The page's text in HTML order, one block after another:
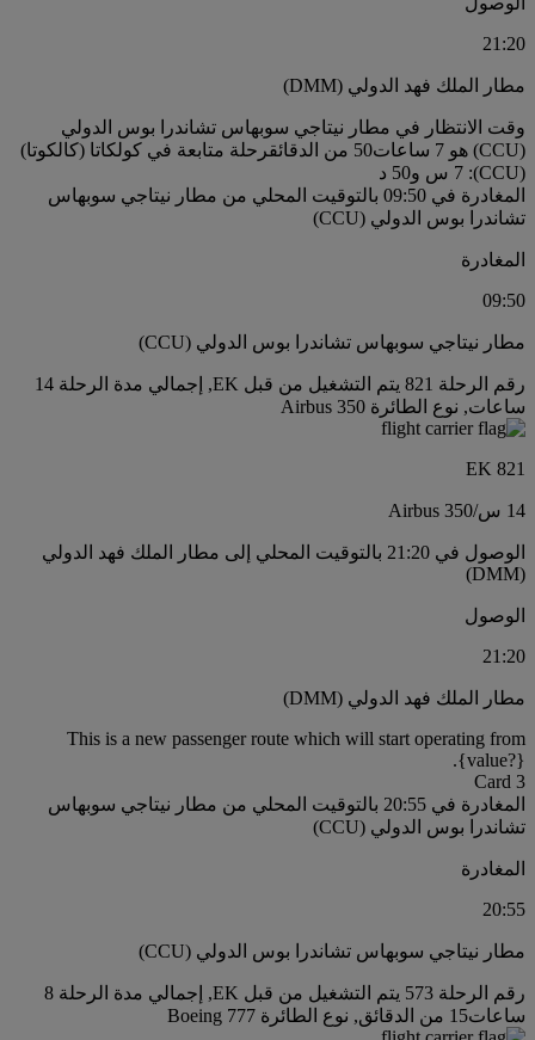
21:20
مطار الملك فهد الدولي (DMM)
وقت الانتظار في مطار نيتاجي سوبهاس تشاندرا بوس الدولي
(CCU) هو 7 ساعات50 من الدقائق
رحلة متابعة في كولكاتا (كالكوتا)
(CCU): 7 س و50 د
المغادرة في 09:50 بالتوقيت المحلي من مطار نيتاجي سوبهاس
تشاندرا بوس الدولي (CCU)
المغادرة
09:50
مطار نيتاجي سوبهاس تشاندرا بوس الدولي (CCU)
رقم الرحلة 821 يتم التشغيل من قبل EK, إجمالي مدة الرحلة 14
ساعات, نوع الطائرة Airbus 350
EK 821
14 س /
Airbus 350
الوصول في 21:20 بالتوقيت المحلي إلى مطار الملك فهد الدولي
(DMM)
الوصول
21:20
مطار الملك فهد الدولي (DMM)
This is a new passenger route which will start operating from
{value?}.
Card 3
المغادرة في 20:55 بالتوقيت المحلي من مطار نيتاجي سوبهاس
تشاندرا بوس الدولي (CCU)
المغادرة
20:55
مطار نيتاجي سوبهاس تشاندرا بوس الدولي (CCU)
رقم الرحلة 573 يتم التشغيل من قبل EK, إجمالي مدة الرحلة 8
ساعات15 من الدقائق, نوع الطائرة Boeing 777